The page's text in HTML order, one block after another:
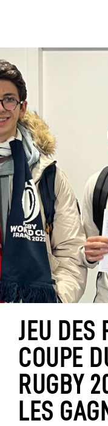
JEU DES
COUPE
RUGBY
LES